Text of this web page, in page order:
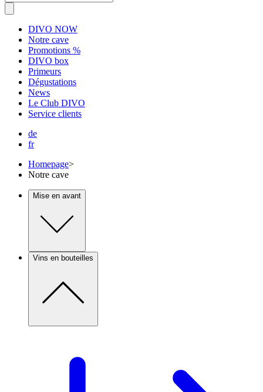
DIVO NOW
Notre cave
Promotions %
DIVO box
Primeurs
Dégustations
News
Le Club DIVO
Service clients
de
fr
Homepage>
Notre cave
Mise en avant
Vins en bouteilles